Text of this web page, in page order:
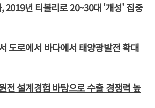
년 티볼리로 20~30대 '개성' 집중
도로에서 바다에서 태양광발전 확대
전 설계경험 바탕으로 수출 경쟁력 높